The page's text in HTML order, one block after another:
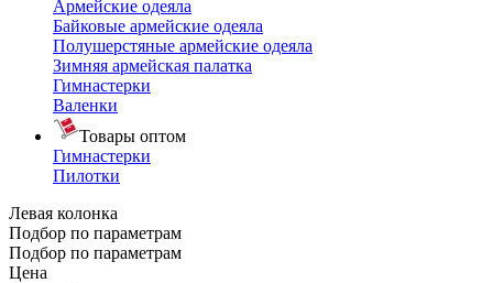
Армейские одеяла
Байковые армейские одеяла
Полушерстяные армейские одеяла
Зимняя армейская палатка
Гимнастерки
Валенки
Товары оптом
Гимнастерки
Пилотки
Левая колонка
Подбор по параметрам
Подбор по параметрам
Цена